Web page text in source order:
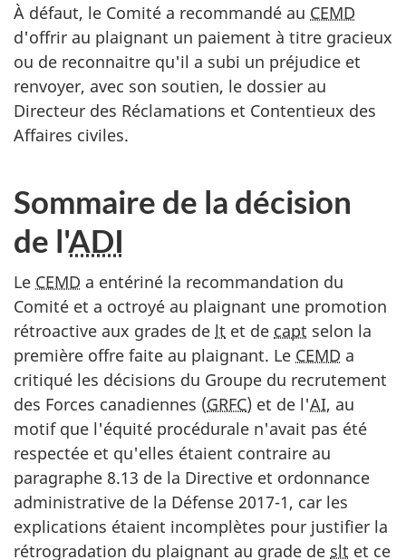
À défaut, le Comité a recommandé au CEMD
d'offrir au plaignant un paiement à titre gracieux
ou de reconnaitre qu'il a subi un préjudice et
renvoyer, avec son soutien, le dossier au
Directeur des Réclamations et Contentieux des
Affaires civiles.
Sommaire de la décision
de l'ADI
Le CEMD a entériné la recommandation du
Comité et a octroyé au plaignant une promotion
rétroactive aux grades de lt et de capt selon la
première offre faite au plaignant. Le CEMD a
critiqué les décisions du Groupe du recrutement
des Forces canadiennes (GRFC) et de l'AI, au
motif que l'équité procédurale n'avait pas été
respectée et qu'elles étaient contraire au
paragraphe 8.13 de la Directive et ordonnance
administrative de la Défense 2017-1, car les
explications étaient incomplètes pour justifier la
rétrogradation du plaignant au grade de slt et ce